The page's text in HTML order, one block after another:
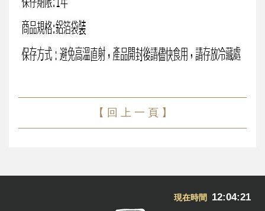
【 回 上 一 頁 】
現在時間 12:04:21